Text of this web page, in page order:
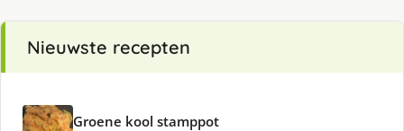
Nieuwste recepten
Groene kool stamppot